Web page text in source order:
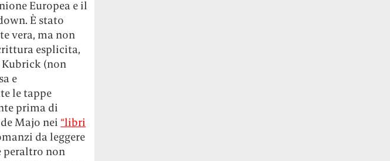
Europea e il
È stato
vera, ma non
esplicita,
(non
e
le tappe
prima di
Majo nei “libri
da leggere
peraltro non